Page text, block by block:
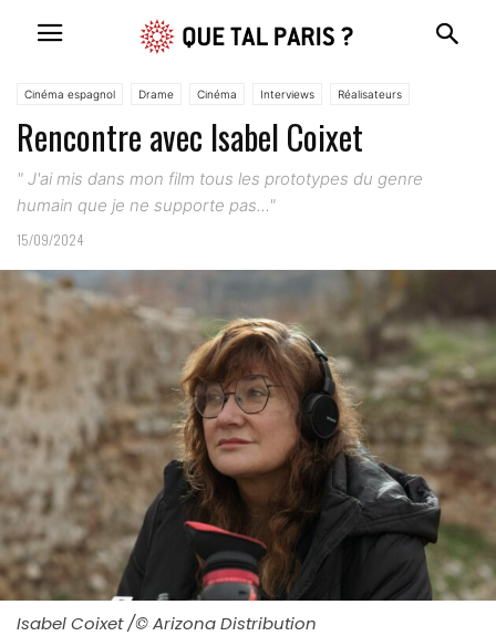
Cinéma espagnol Drame Cinéma Interviews Réalisateurs
Rencontre avec Isabel Coixet
" J'ai mis dans mon film tous les prototypes du genre
humain que je ne supporte pas..."
15/09/2024
Isabel Coixet /© Arizona Distribution